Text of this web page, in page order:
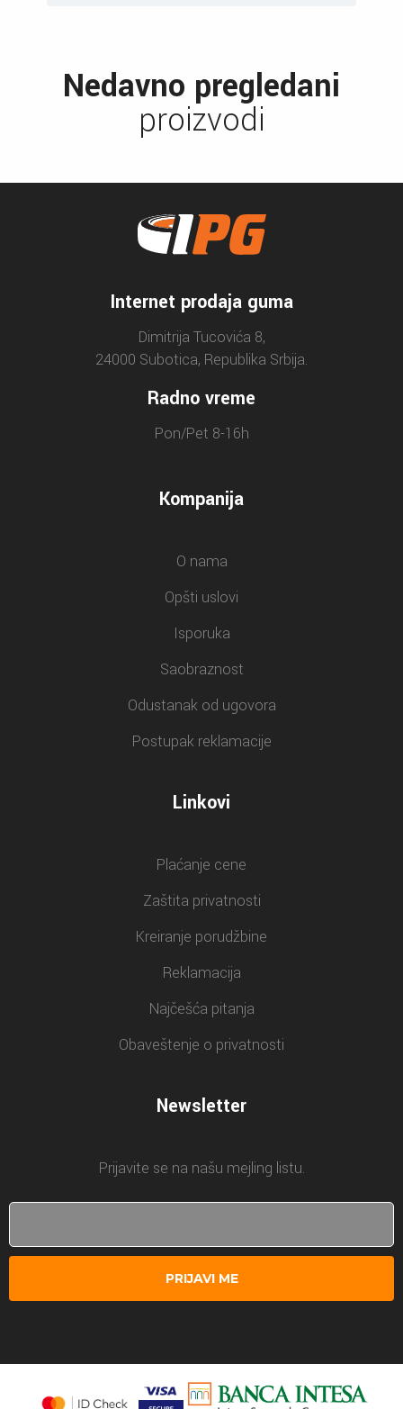
Nedavno pregledani
proizvodi
Internet prodaja guma
Dimitrija Tucovića 8,
24000 Subotica, Republika Srbija.
Radno vreme
Pon/Pet 8-16h
Kompanija
O nama
Opšti uslovi
Isporuka
Saobraznost
Odustanak od ugovora
Postupak reklamacije
Linkovi
Plaćanje cene
Zaštita privatnosti
Kreiranje porudžbine
Reklamacija
Najčešća pitanja
Obaveštenje o privatnosti
Newsletter
Prijavite se na našu mejling listu.
PRIJAVI ME